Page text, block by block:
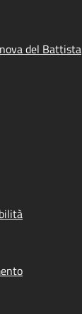
del Battista